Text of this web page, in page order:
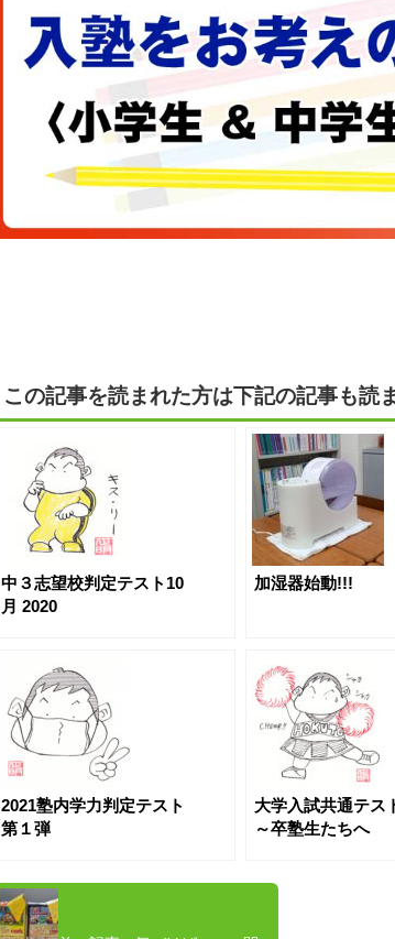
この記事を読まれた方は下記の記事も読
中３志望校判定テスト10
月 2020
加湿器始動!!!
2021塾内学力判定テスト
第１弾
大学入試共通テス
～卒塾生たちへ